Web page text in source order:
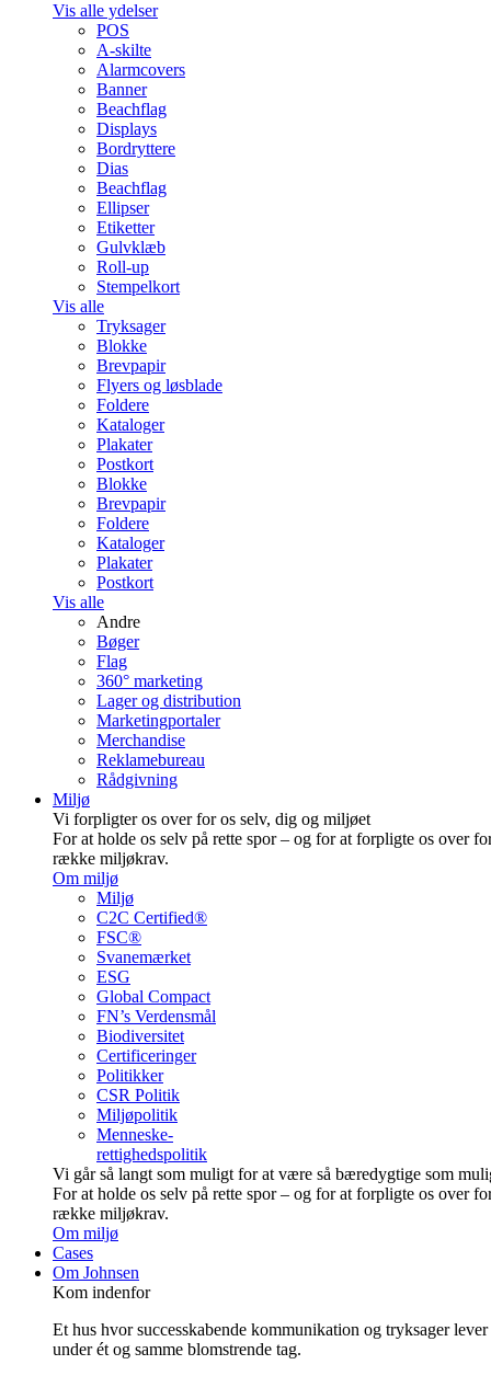
Vis alle ydelser
POS
A-skilte
Alarmcovers
Banner
Beachflag
Displays
Bordryttere
Dias
Beachflag
Ellipser
Etiketter
Gulvklæb
Roll-up
Stempelkort
Vis alle
Tryksager
Blokke
Brevpapir
Flyers og løsblade
Foldere
Kataloger
Plakater
Postkort
Blokke
Brevpapir
Foldere
Kataloger
Plakater
Postkort
Vis alle
Andre
Bøger
Flag
360° marketing
Lager og distribution
Marketing­portaler
Merchandise
Reklamebureau
Rådgivning
Miljø
Vi forpligter os over for os selv, dig og miljøet
For at holde os selv på rette spor – og for at forpligte os over
række miljøkrav.
Om miljø
Miljø
C2C Certified®
FSC®
Svanemærket
ESG
Global Compact
FN’s Verdensmål
Biodiversitet
Certificeringer
Politikker
CSR Politik
Miljøpolitik
Menneske-
rettighedspolitik
Vi går så langt som muligt for at være så bære­dygtige som
For at holde os selv på rette spor – og for at forpligte os over
række miljøkrav.
Om miljø
Cases
Om Johnsen
Kom indenfor
Et hus hvor successkabende kommunikation og tryksager lever
under ét og samme blomstrende tag.